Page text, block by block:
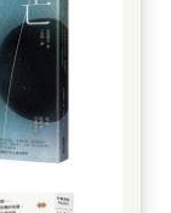
來說，我們心中
清楚物體會因為
導，將這個想法
現象的物理原
的資料，再者要